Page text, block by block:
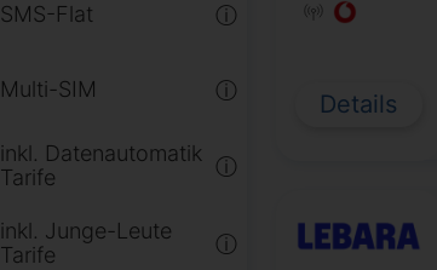
SMS-Flat ⓘ
Multi-SIM ⓘ
inkl. Datenautomatik
Tarife
ⓘ
inkl. Junge-Leute
Tarife
ⓘ
Details